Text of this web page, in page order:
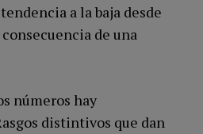
a la baja desde
de una
números hay
distintivos que dan